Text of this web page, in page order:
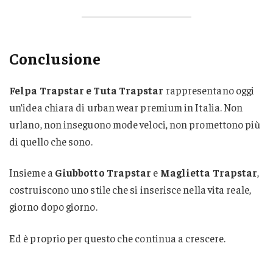
Conclusione
Felpa Trapstar e Tuta Trapstar rappresentano oggi
un’idea chiara di urban wear premium in Italia. Non
urlano, non inseguono mode veloci, non promettono più
di quello che sono.
Insieme aGiubbotto Trapstar e Maglietta Trapstar,
costruiscono uno stile che si inserisce nella vita reale,
giorno dopo giorno.
Ed è proprio per questo che continua a crescere.